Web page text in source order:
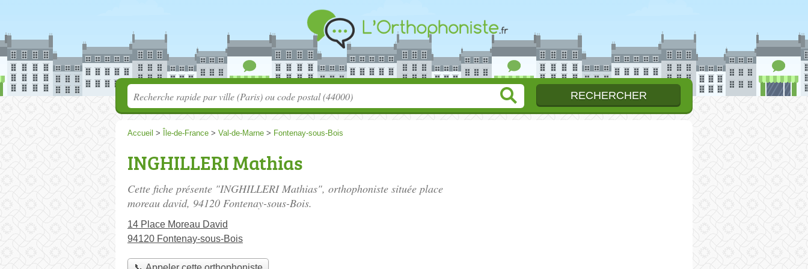
Accueil > Île-de-France > Val-de-Marne > Fontenay-sous-Bois
INGHILLERI Mathias
Cette fiche présente "INGHILLERI Mathias", orthophoniste située place
moreau david, 94120 Fontenay-sous-Bois.
14 Place Moreau David
94120 Fontenay-sous-Bois